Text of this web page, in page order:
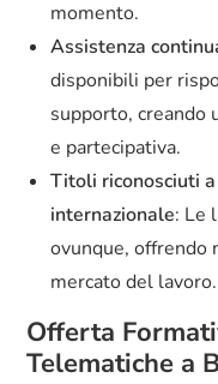
momento.
Assistenza
disponibili per
supporto, creando
e partecipativa.
Titoli riconosciuti
internazionale: Le
ovunque, offrendo
mercato del lavoro.
Offerta
Telematiche a